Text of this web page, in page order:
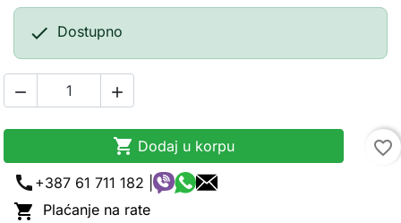
 Dostupno
 
 Dodaj u korpu
favorite_border
call +387 61 711 182 |
 Plaćanje na rate